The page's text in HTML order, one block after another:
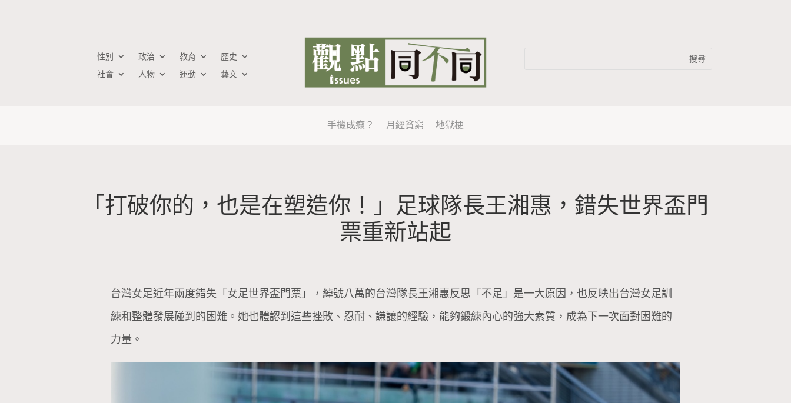
性別 政治 教育
歷史
社會
人物 運動 藝文
手機成癮？ 月經貧窮 地獄梗
「打破你的，也是在塑造你！」足球隊長王湘惠，錯失世界盃門
票重新站起
台灣女足近年兩度錯失「女足世界盃門票」，綽號八萬的台灣隊長王湘惠反思「不足」是一大原因，也反映出台灣女足訓
練和整體發展碰到的困難。她也體認到這些挫敗、忍耐、謙讓的經驗，能夠鍛練內心的強大素質，成為下一次面對困難的
力量。